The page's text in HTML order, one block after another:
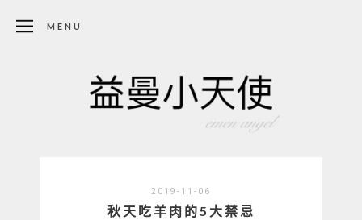
MENU
2019-11-06
秋天吃羊肉的5大禁忌